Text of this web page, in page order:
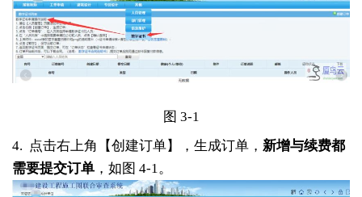
图 3-1
4. 点击右上角【创建订单】，生成订单， 新增与续费都
需要提交订单 ，如图 4-1。